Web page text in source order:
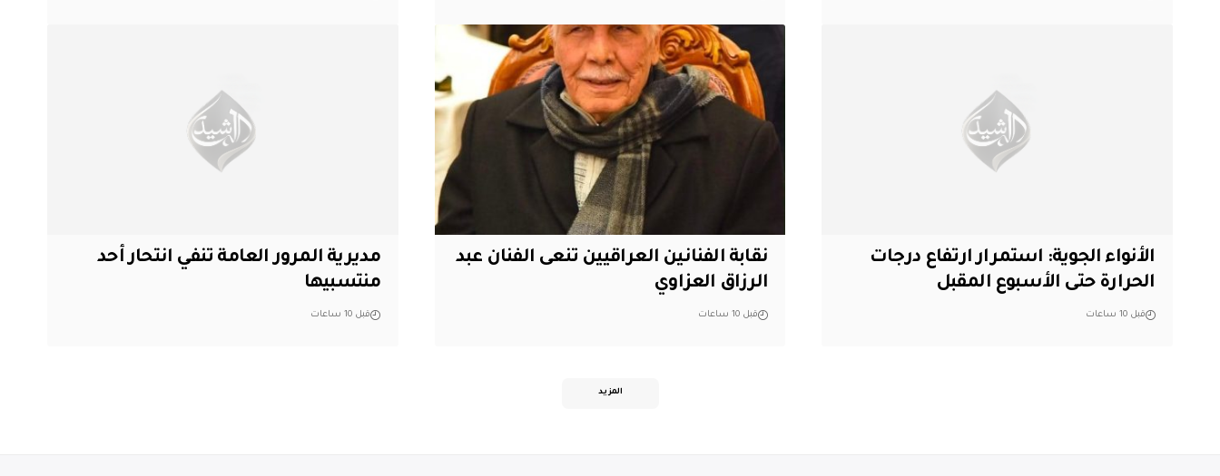
الأنواء الجوية: استمرار ارتفاع درجات
الحرارة حتى الأسبوع المقبل
قبل 10 ساعات
نقابة الفنانين العراقيين تنعى الفنان عبد
الرزاق العزاوي
قبل 10 ساعات
مديرية المرور العامة تنفي انتحار أحد
منتسبيها
قبل 10 ساعات
المزيد